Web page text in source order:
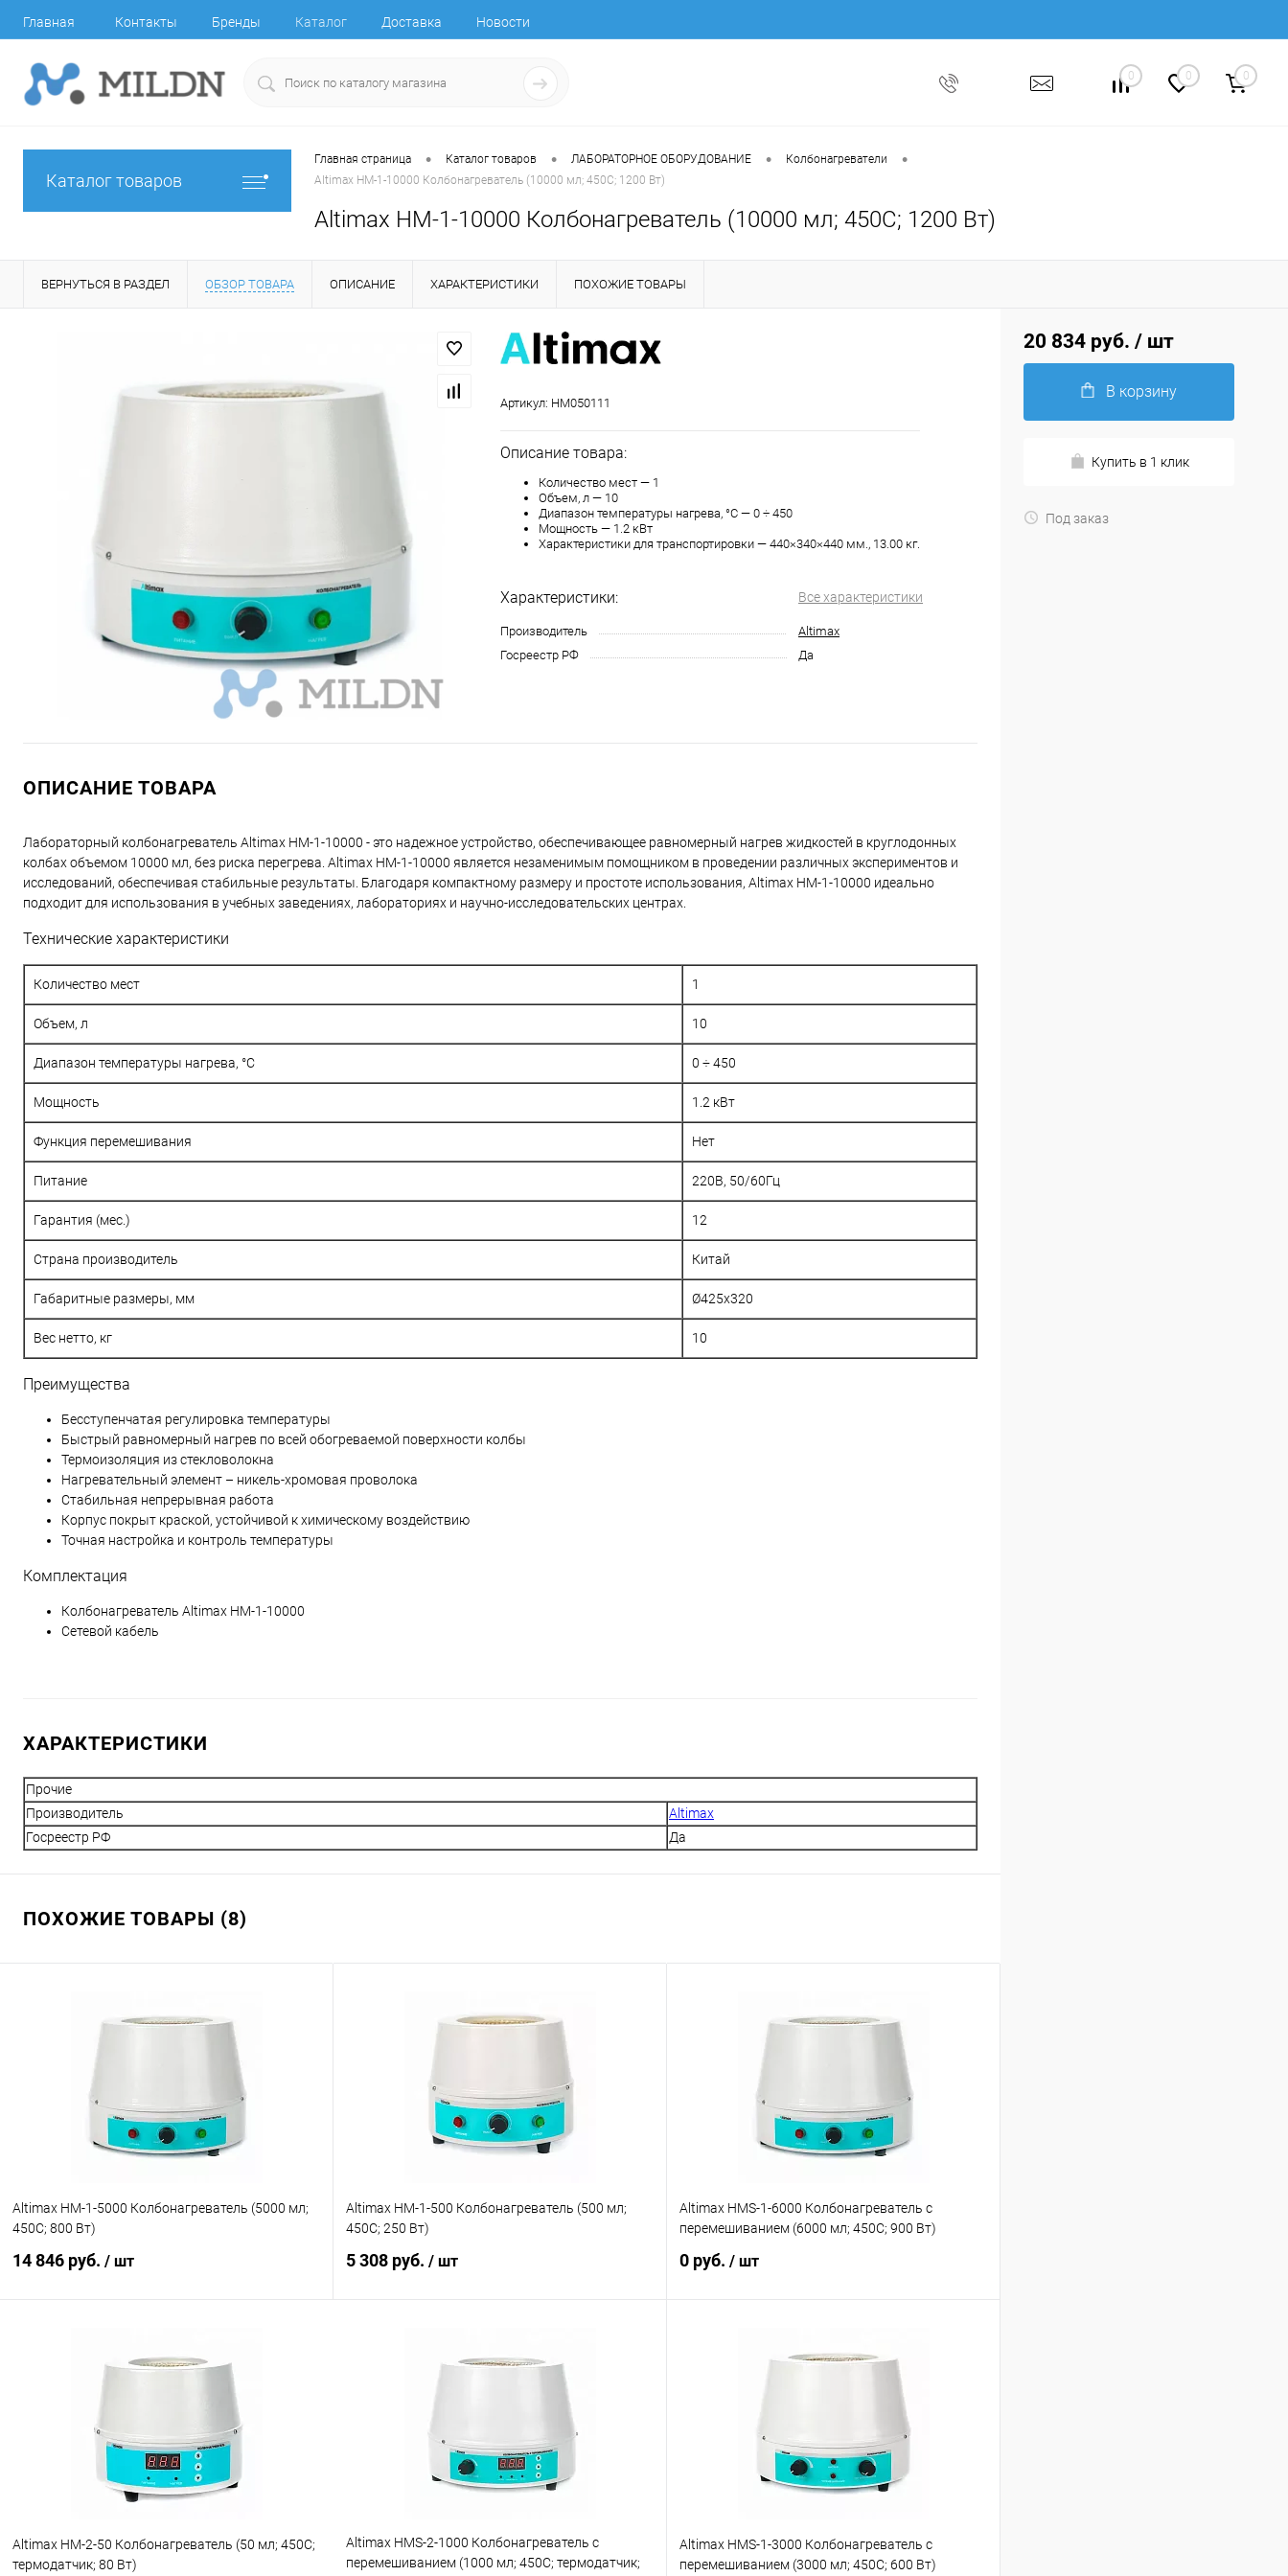
Главная Контакты Бренды Каталог Доставка Новости
0 0 0
Каталог товаров
Главная страница • Каталог товаров • ЛАБОРАТОРНОЕ ОБОРУДОВАНИЕ • Колбонагреватели •
Altimax HM-1-10000 Колбонагреватель (10000 мл; 450С; 1200 Вт)
Altimax HM-1-10000 Колбонагреватель (10000 мл; 450С; 1200 Вт)
ВЕРНУТЬСЯ В РАЗДЕЛ ОБЗОР ТОВАРА ОПИСАНИЕ ХАРАКТЕРИСТИКИ ПОХОЖИЕ ТОВАРЫ
Артикул: HM050111
Описание товара:
Количество мест — 1
Объем, л — 10
Диапазон температуры нагрева, °C — 0 ÷ 450
Мощность — 1.2 кВт
Характеристики для транспортировки — 440×340×440 мм., 13.00 кг.
Характеристики: Все характеристики
Производитель
Altimax
Госреестр РФ
Да
ОПИСАНИЕ ТОВАРА
Лабораторный колбонагреватель Altimax HM-1-10000 - это надежное устройство, обеспечивающее равномерный нагрев жидкостей в круглодонных
колбах объемом 10000 мл, без риска перегрева. Altimax HM-1-10000 является незаменимым помощником в проведении различных экспериментов и
исследований, обеспечивая стабильные результаты. Благодаря компактному размеру и простоте использования, Altimax HM-1-10000 идеально
подходит для использования в учебных заведениях, лабораториях и научно-исследовательских центрах.
Технические характеристики
Количество мест 1
Объем, л 10
Диапазон температуры нагрева, °C 0 ÷ 450
Мощность 1.2 кВт
Функция перемешивания Нет
Питание 220В, 50/60Гц
Гарантия (мес.) 12
Страна производитель Китай
Габаритные размеры, мм Ø425х320
Вес нетто, кг 10
Преимущества
Бесступенчатая регулировка температуры
Быстрый равномерный нагрев по всей обогреваемой поверхности колбы
Термоизоляция из стекловолокна
Нагревательный элемент – никель-хромовая проволока
Стабильная непрерывная работа
Корпус покрыт краской, устойчивой к химическому воздействию
Точная настройка и контроль температуры
Комплектация
Колбонагреватель Altimax HM-1-10000
Сетевой кабель
ХАРАКТЕРИСТИКИ
Прочие
Производитель
Altimax
Госреестр РФ
Да
ПОХОЖИЕ ТОВАРЫ (8)
Altimax HM-1-5000 Колбонагреватель (5000 мл;
450С; 800 Вт)
14 846 руб. / шт
Сравнение
Под заказ
Altimax HM-1-500 Колбонагреватель (500 мл;
450С; 250 Вт)
5 308 руб. / шт
Под заказ
Altimax HMS-1-6000 Колбонагреватель с
перемешиванием (6000 мл; 450С; 900 Вт)
0 руб. / шт
Сравнение
Под заказ
Altimax HM-2-50 Колбонагреватель (50 мл; 450С;
термодатчик; 80 Вт)
Altimax HMS-2-1000 Колбонагреватель с
перемешиванием (1000 мл; 450С; термодатчик;
Altimax HMS-1-3000 Колбонагреватель с
перемешиванием (3000 мл; 450С; 600 Вт)
20 834 руб. / шт
В корзину
Купить в 1 клик
Под заказ